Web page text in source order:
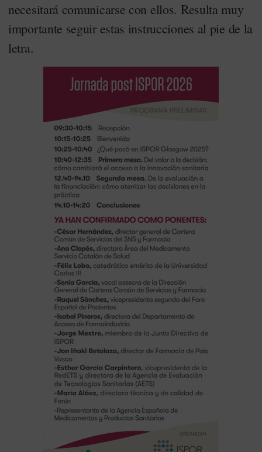
necesitará comunicarse con ellos. Resulta muy
importante seguir estas instrucciones al pie de la
letra.